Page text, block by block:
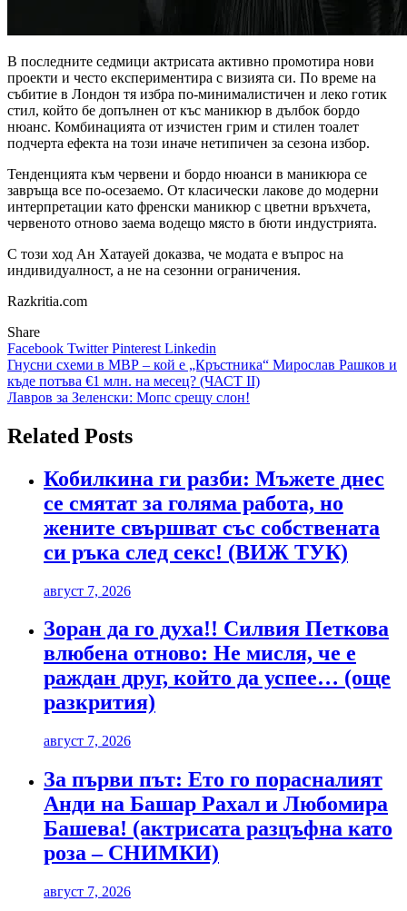
В последните седмици актрисата активно промотира нови
проекти и често експериментира с визията си. По време на
събитие в Лондон тя избра по-минималистичен и леко готик
стил, който бе допълнен от къс маникюр в дълбок бордо
нюанс. Комбинацията от изчистен грим и стилен тоалет
подчерта ефекта на този иначе нетипичен за сезона избор.
Тенденцията към червени и бордо нюанси в маникюра се
завръща все по-осезаемо. От класически лакове до модерни
интерпретации като френски маникюр с цветни връхчета,
червеното отново заема водещо място в бюти индустрията.
С този ход Ан Хатауей доказва, че модата е въпрос на
индивидуалност, а не на сезонни ограничения.
Razkritia.com
Share
Facebook TwitterPinterest Linkedin
Навигация
Гнусни схеми в МВР – кой е „Кръстника“ Мирослав Рашков и
къде потъва €1 млн. на месец? (ЧАСТ II)
Лавров за Зеленски: Мопс срещу слон!
Related Posts
Кобилкина ги разби: Мъжете днес
се смятат за голяма работа, но
жените свършват със собствената
си ръка след секс! (ВИЖ ТУК)
август 7, 2026
Зоран да го духа!! Силвия Петкова
влюбена отново: Не мисля, че е
раждан друг, който да успее… (още
разкрития)
август 7, 2026
За първи път: Ето го порасналият
Анди на Башар Рахал и Любомира
Башева! (актрисата разцъфна като
роза – СНИМКИ)
август 7, 2026